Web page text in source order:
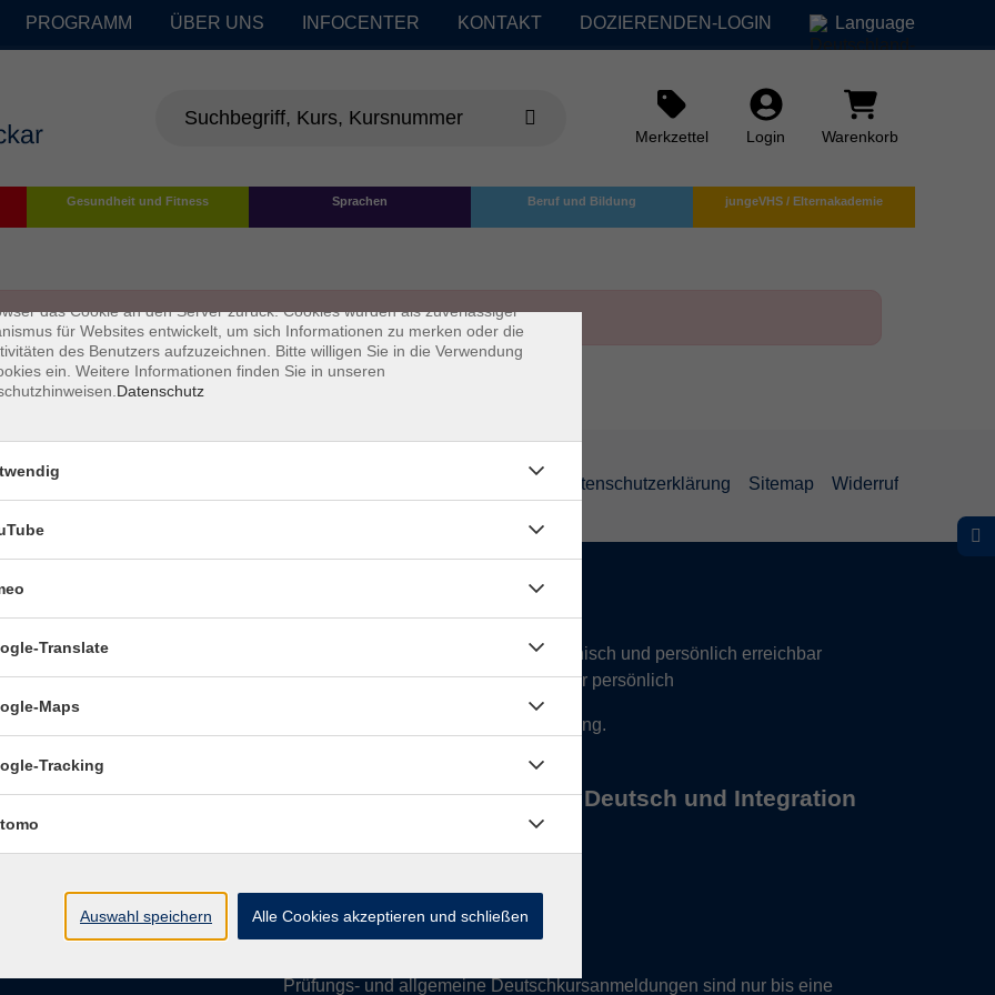
PROGRAMM ÜBER UNS INFOCENTER KONTAKT DOZIERENDEN-LOGIN Language
Merkzettel Login Warenkorb
Gesundheit und Fitness Sprachen Beruf und Bildung jungeVHS / Elternakademie
Datenschutzerklärung Sitemap Widerruf
Öffnungszeiten:
9–12.30 Uhr telefonisch und persönlich erreichbar
Mo–Do nachmittags:13.30–17 Uhr nur persönlich
Termine für Beratung nach Vereinbarung.
Öffnungszeiten des Büros Deutsch und Integration
Mi9-12 Uhr
Do & Frgeschlossen
Prüfungs- und allgemeine Deutschkursanmeldungen sind nur bis eine
sind kleine Datenmengen, die von einer Website gesendet und vom
das Cookie an den Server zurück. Cookies wurden als zuverlässiger
für Websites entwickelt, um sich Informationen zu merken oder die
des Benutzers aufzuzeichnen. Bitte willigen Sie in die Verwendung
ein. Weitere Informationen finden Sie in unseren
Datenschutz
×
Translate
Maps
Tracking
Auswahl speichern Alle Cookies akzeptieren und schließen